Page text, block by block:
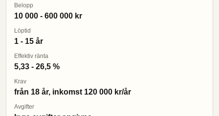
Belopp
10 000 - 600 000 kr
Löptid
1 - 15 år
Effektiv ränta
5,33 - 26,5 %
Krav
från 18 år, inkomst 120 000 kr/år
Avgifter